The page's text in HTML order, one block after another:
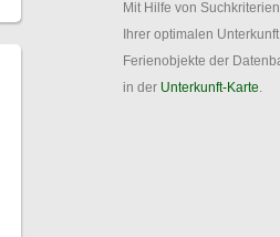
Mit Hilfe von
Ihrer optimalen
Ferienobjekte der
in der Unterkunft-Karte.